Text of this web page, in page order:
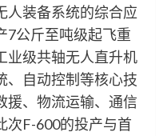
人装备系统的综合应
7公斤至吨级起飞重
业级共轴无人直升机
、自动控制等核心技
援、物流运输、通信
次F-600的投产与首